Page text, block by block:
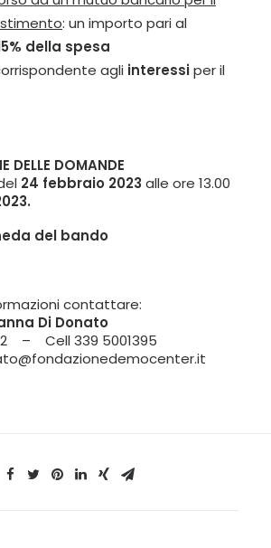
: un importo pari al
della spesa
agli interessiper il
DELLE DOMANDE
24 febbraio 2023 alle ore 13.00
del bando
contattare:
Di Donato
– Cell 339 5001395